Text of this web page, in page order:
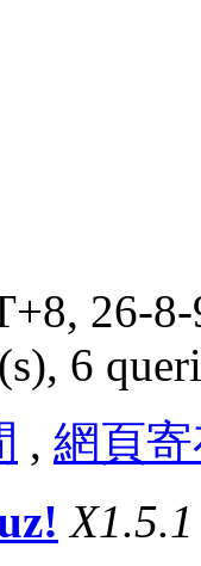
26-
6
, 網頁
X1.5.1